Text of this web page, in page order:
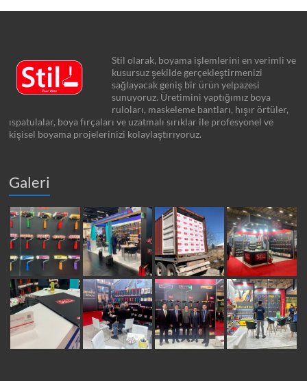
Stil olarak, boyama işlemlerini en verimli ve
kusursuz şekilde gerçekleştirmenizi
sağlayacak geniş bir ürün yelpazesi
sunuyoruz. Üretimini yaptığımız boya
ruloları, maskeleme bantları, hışır örtüler,
ıspatulalar, boya fırçaları ve uzatmalı sırıklar ile profesyonel ve
kişisel boyama projelerinizi kolaylaştırıyoruz.
Galeri